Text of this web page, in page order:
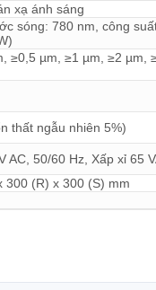
xạ ánh sáng
sóng: 780 nm, công
≥0,5 µm, ≥1 µm, ≥2 µm,
thất ngẫu nhiên 5%)
AC, 50/60 Hz, Xấp xỉ 65
300 (R) x 300 (S) mm